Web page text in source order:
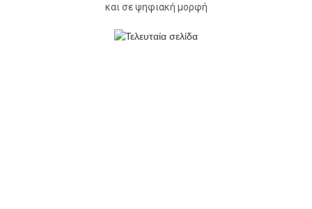
και σε ψηφιακή μορφή